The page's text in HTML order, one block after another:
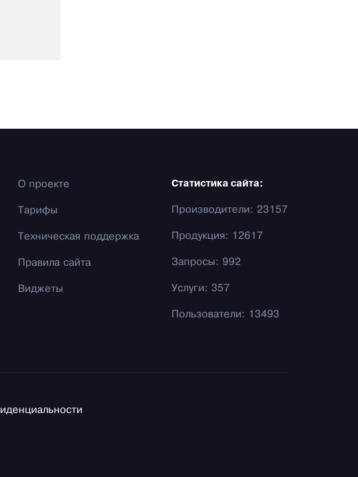
О проекте
Тарифы
Техническая поддержка
Правила сайта
Виджеты
Статистика сайта:
Производители: 23157
Продукция: 12617
Запросы: 992
Услуги: 357
Пользователи: 13493